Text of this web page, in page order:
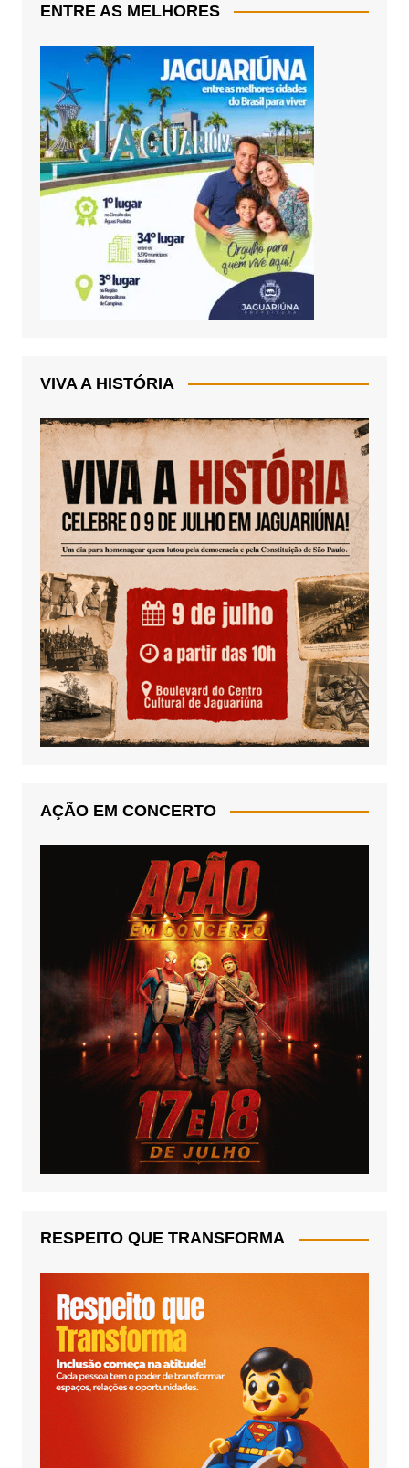
ENTRE AS MELHORES
VIVA A HISTÓRIA
AÇÃO EM CONCERTO
RESPEITO QUE TRANSFORMA